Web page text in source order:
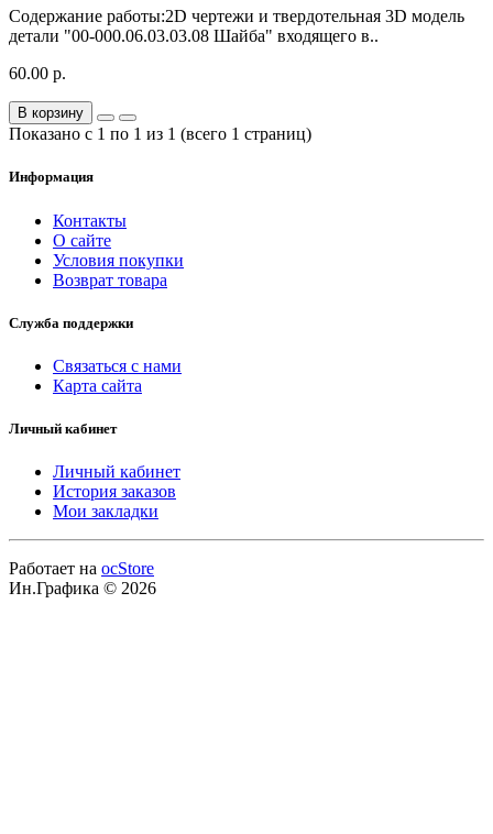
Содержание работы:2D чертежи и твердотельная 3D модель
детали "00-000.06.03.03.08 Шайба" входящего в..
60.00 р.
В корзину
Показано с 1 по 1 из 1 (всего 1 страниц)
Информация
Контакты
О сайте
Условия покупки
Возврат товара
Служба поддержки
Связаться с нами
Карта сайта
Личный кабинет
Личный кабинет
История заказов
Мои закладки
Работает на ocStore
Ин.Графика © 2026